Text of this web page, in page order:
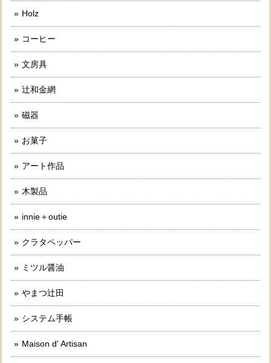
Holz
コーヒー
文房具
辻和金網
磁器
お菓子
アート作品
木製品
innie＋outie
クラタペッパー
ミツル醤油
やまつ辻田
システム手帳
Maison d' Artisan